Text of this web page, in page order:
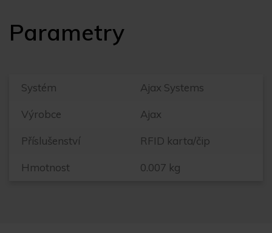
Parametry
Systém Ajax Systems
Výrobce Ajax
Příslušenství RFID karta/čip
Hmotnost 0.007 kg